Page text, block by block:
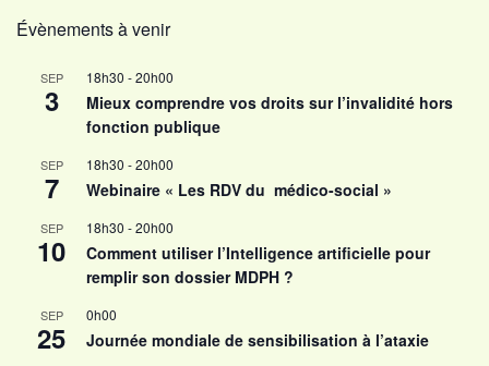
Évènements à venir
SEP
3
18h30 -20h00
Mieux comprendre vos droits sur l’invalidité hors
fonction publique
SEP
7
18h30 -20h00
Webinaire « Les RDV du médico-social »
SEP
10
18h30 -20h00
Comment utiliser l’Intelligence artificielle pour
remplir son dossier MDPH ?
SEP
25
0h00
Journée mondiale de sensibilisation à l’ataxie